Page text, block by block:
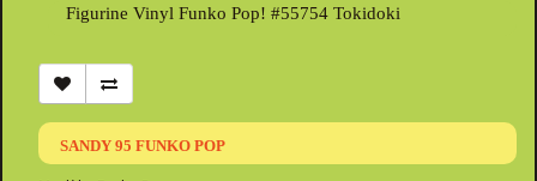
Figurine Vinyl Funko Pop! #55754 Tokidoki
SANDY 95 FUNKO POP